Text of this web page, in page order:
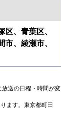
、青葉区、
、綾瀬市、
送の日程・時間が変
ます。東京都町田